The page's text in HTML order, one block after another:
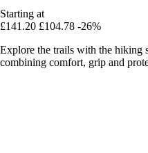
Starting at
£141.20 £104.78 -26%
Explore the trails with the hiking
combining comfort, grip and